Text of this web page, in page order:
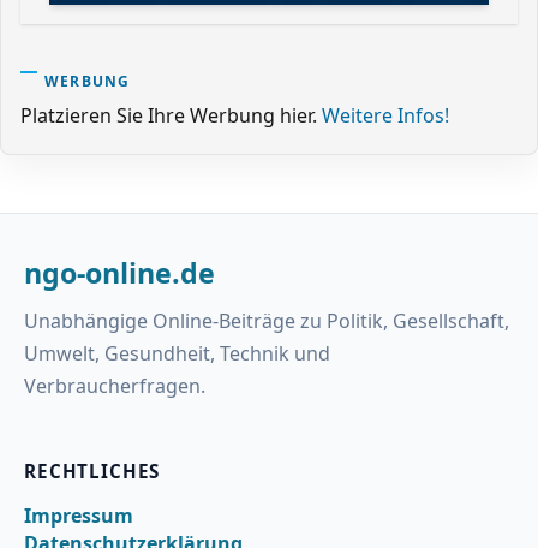
WERBUNG
Platzieren Sie Ihre Werbung hier. Weitere Infos!
ngo-online.de
Unabhängige Online-Beiträge zu Politik, Gesellschaft,
Umwelt, Gesundheit, Technik und
Verbraucherfragen.
RECHTLICHES
Impressum